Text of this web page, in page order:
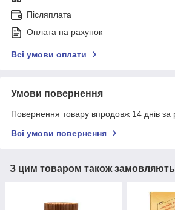
Післяплата
Оплата на рахунок
Всі умови оплати
Умови повернення
Повернення товару впродовж 14 днів за
Всі умови повернення
З цим товаром також замовляють